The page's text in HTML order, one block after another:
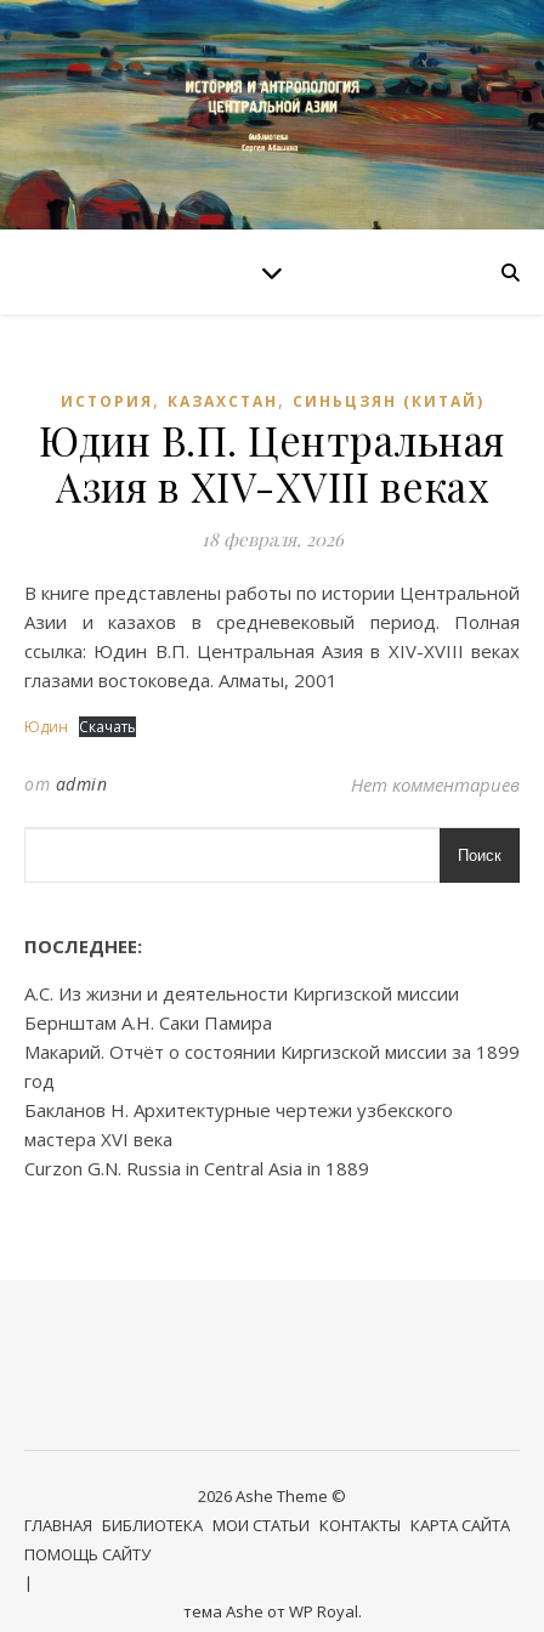
ИСТОРИЯ , КАЗАХСТАН , СИНЬЦЗЯН (КИТАЙ)
Юдин В.П. Центральная
Азия в XIV-XVIII веках
18 февраля, 2026
В книге представлены работы по истории Центральной
Азии и казахов в средневековый период. Полная
ссылка: Юдин В.П. Центральная Азия в XIV-XVIII веках
глазами востоковеда. Алматы, 2001
Юдин Скачать
от admin Нет комментариев
Поиск
ПОСЛЕДНЕЕ:
А.С. Из жизни и деятельности Киргизской миссии
Бернштам А.Н. Саки Памира
Макарий. Отчёт о состоянии Киргизской миссии за 1899
год
Бакланов Н. Архитектурные чертежи узбекского
мастера XVI века
Curzon G.N. Russia in Central Asia in 1889
2026 Ashe Theme ©
ГЛАВНАЯ БИБЛИОТЕКА МОИ СТАТЬИ КОНТАКТЫ КАРТА САЙТА
ПОМОЩЬ САЙТУ
тема Ashe отWP Royal.